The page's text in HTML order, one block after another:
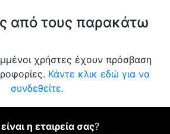
από τους παρακάτω
χρήστες έχουν πρόσβαση
Κάντε κλικ εδώ για να
συνδεθείτε.
η εταιρεία σας?